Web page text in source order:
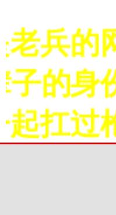
兵的
身份
扛过